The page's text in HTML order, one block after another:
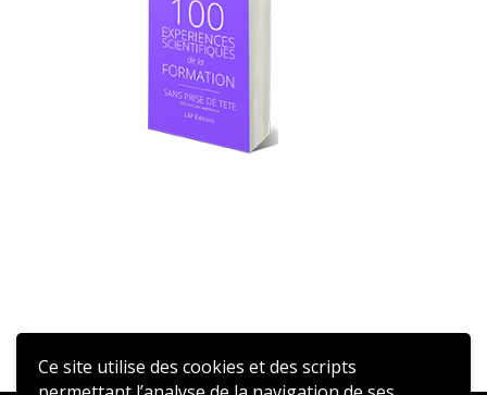
Ce site utilise des cookies et des scripts